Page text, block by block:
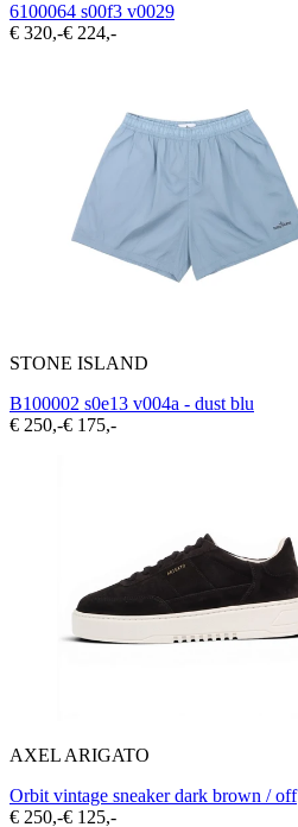
6100064 s00f3 v0029
€ 320,-€ 224,-
STONE ISLAND
B100002 s0e13 v004a - dust blu
€ 250,-€ 175,-
AXEL ARIGATO
Orbit vintage sneaker dark brown / off
€ 250,-€ 125,-